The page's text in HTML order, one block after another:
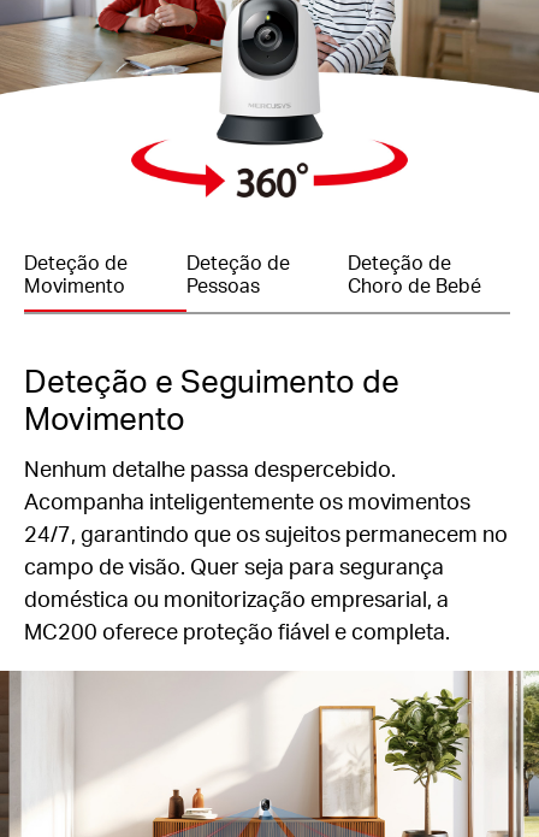
Deteção de
Movimento
Deteção de
Pessoas
Deteção de
Choro de Bebé
Deteção e Seguimento de
Movimento
Nenhum detalhe passa despercebido.
Acompanha inteligentemente os movimentos
24/7, garantindo que os sujeitos permanecem no
campo de visão. Quer seja para segurança
doméstica ou monitorização empresarial, a
MC200 oferece proteção fiável e completa.